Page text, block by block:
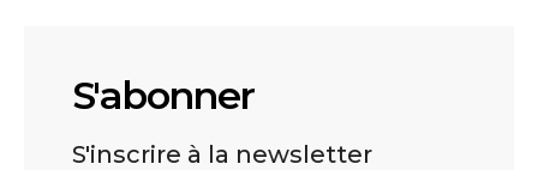
S'abonner
S'inscrire à la newsletter